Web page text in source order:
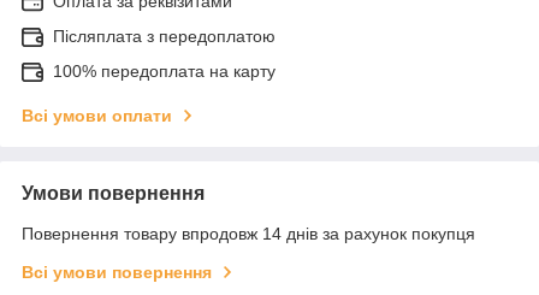
Післяплата з передоплатою
100% передоплата на карту
Всі умови оплати
Умови повернення
Повернення товару впродовж 14 днів за рахунок покупця
Всі умови повернення